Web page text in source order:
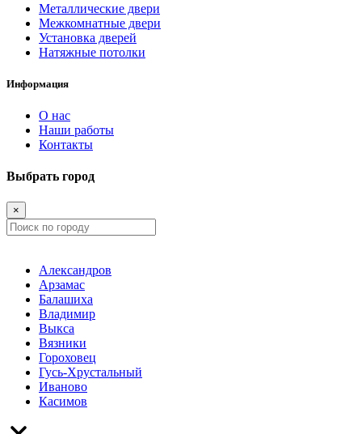
Металлические двери
Межкомнатные двери
Установка дверей
Натяжные потолки
Информация
О нас
Наши работы
Контакты
Выбрать город
×
Александров
Арзамас
Балашиха
Владимир
Выкса
Вязники
Гороховец
Гусь-Хрустальный
Иваново
Касимов